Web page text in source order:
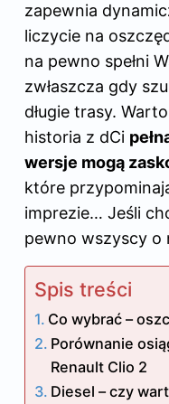
zapewnia
liczycie na
na pewno spełni
zwłaszcza gdy
długie trasy.
historia z dCi
wersje mogą
które
imprezie… Jeśli
pewno wszyscy o
Spis treści
Co wybrać –
Porównanie
Renault Clio 2
Diesel – czy